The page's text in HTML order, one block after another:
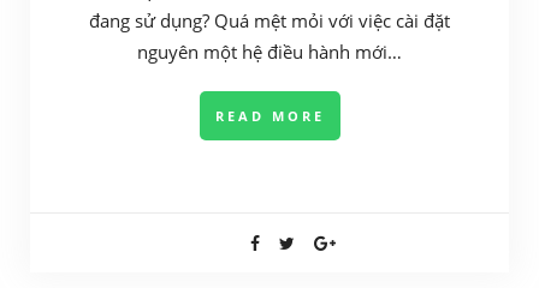
đang sử dụng? Quá mệt mỏi với việc cài đặt
nguyên một hệ điều hành mới…
READ MORE